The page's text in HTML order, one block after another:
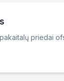
priedai